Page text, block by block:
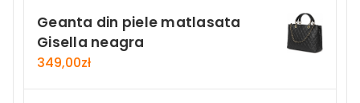
Geanta din piele matlasata
Gisella neagra
349,00zł